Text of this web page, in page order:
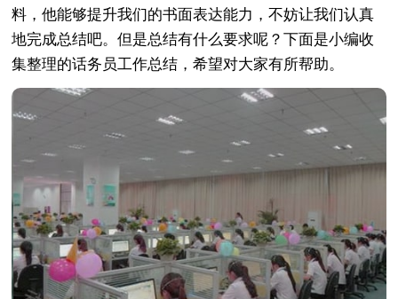
料，他能够提升我们的书面表达能力，不妨让我们认真
地完成总结吧。但是总结有什么要求呢？下面是小编收
集整理的话务员工作总结，希望对大家有所帮助。